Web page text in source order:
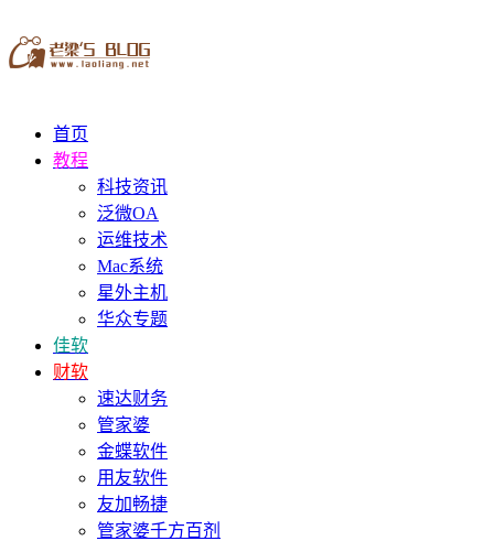
首页
教程
科技资讯
泛微OA
运维技术
Mac系统
星外主机
华众专题
佳软
财软
速达财务
管家婆
金蝶软件
用友软件
友加畅捷
管家婆千方百剂